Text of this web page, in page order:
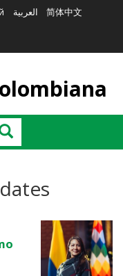
العربية 简体中文